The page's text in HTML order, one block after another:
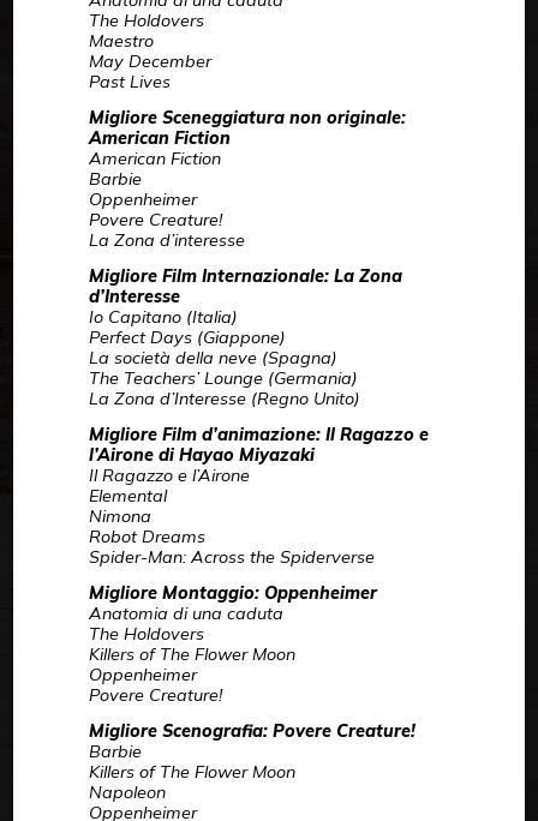
The Holdovers
Maestro
May December
Past Lives
Migliore Sceneggiatura non originale:
American Fiction
American Fiction
Barbie
Oppenheimer
Povere Creature!
La Zona d’interesse
Migliore Film Internazionale: La Zona
d’Interesse
Io Capitano (Italia)
Perfect Days (Giappone)
La società della neve (Spagna)
The Teachers’ Lounge (Germania)
La Zona d’Interesse (Regno Unito)
Migliore Film d’animazione: Il Ragazzo e
l’Airone di Hayao Miyazaki
Il Ragazzo e l’Airone
Elemental
Nimona
Robot Dreams
Spider-Man: Across the Spiderverse
Migliore Montaggio: Oppenheimer
Anatomia di una caduta
The Holdovers
Killers of The Flower Moon
Oppenheimer
Povere Creature!
Migliore Scenografia: Povere Creature!
Barbie
Killers of The Flower Moon
Napoleon
Oppenheimer